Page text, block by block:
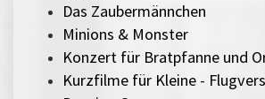
Das Zaubermännchen
Minions & Monster
Konzert für Bratpfanne und
Kurzfilme für Kleine -